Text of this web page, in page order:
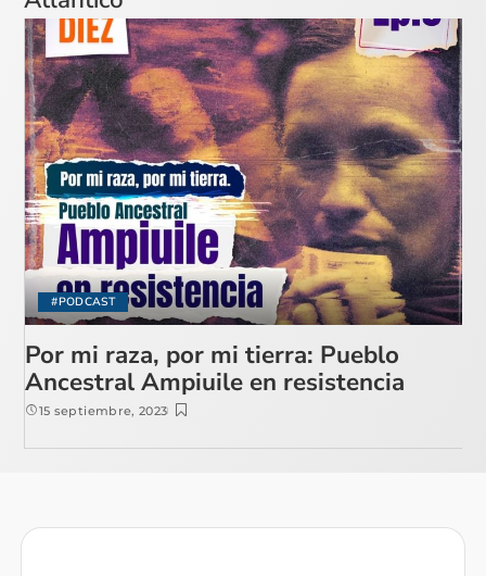
#PODCAST
Por mi raza, por mi tierra: Pueblo
Ancestral Ampiuile en resistencia
15 septiembre, 2023